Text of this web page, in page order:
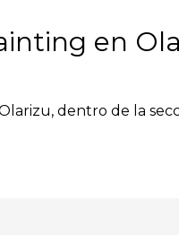
en
dentro de la